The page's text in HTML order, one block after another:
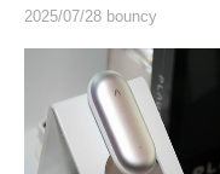
2025/07/28 bouncy